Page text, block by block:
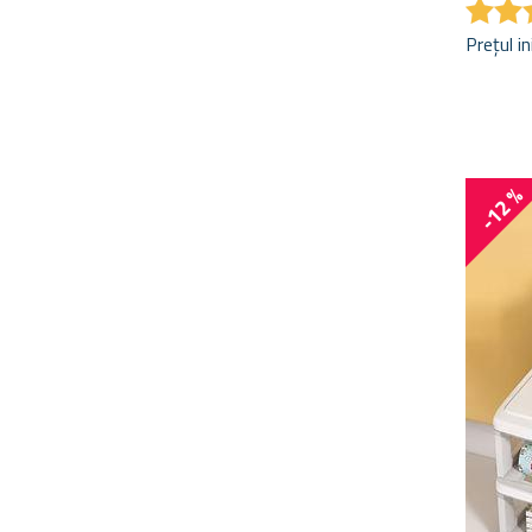
★★
★★
Prețul
-12 %